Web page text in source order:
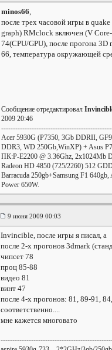
minos66,
после трех часовой игры в
graph) RMclock включен (V
74(CPU/GPU), после прогона 3D
66, температура окружающей
Сообщение отредактировал
2009 20:46
Acer 5930G (P7350, 3Gb DDRII,
DDR3, WD 250Gb,WinXP) + Asus
ПК:P-E2200 @ 3.36Ghz, 2х1024Mb
Radeon HD 4850 (725/2260) 512
Barracuda 250gb+Samsung F1 640gb,
Power 650W.
9 июня 2009 00:03
Invincible, после игры я писал, а
после 2-х прогонов 3dmark
чипсет 78
проц 85-88
видео 81
винт 47
после 4-х прогонов: 81, 89-91,
соответственно....
мне кажется многовато